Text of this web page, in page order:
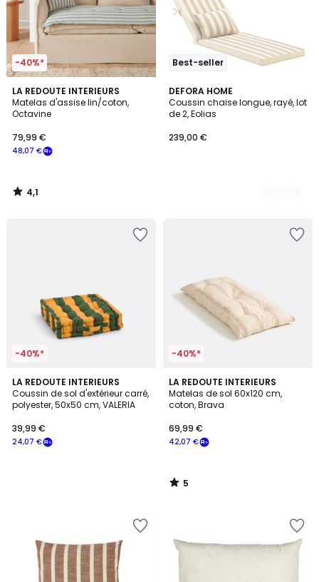
-40%*
LA REDOUTE INTERIEURS
Matelas d'assise lin/coton,
Octavine
48,07 €
79,99 €
4,1
/ 5
4,1
/
Best-seller
DEFORA HOME
Coussin chaise longue, rayé, lot
de 2, Eolias
239,00 €
6
Couleurs
-40%*
LA REDOUTE INTERIEURS
Coussin de sol d'extérieur carré,
polyester, 50x50 cm, VALERIA
24,07 €
39,99 €
-40%*
LA REDOUTE INTERIEURS
Matelas de sol 60x120 cm,
coton, Brava
42,07 €
69,99 €
5
/
5
5
/